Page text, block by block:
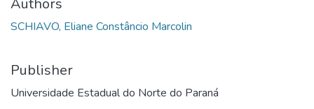
SCHIAVO, Eliane Constâncio Marcolin
Publisher
Universidade Estadual do Norte do Paraná